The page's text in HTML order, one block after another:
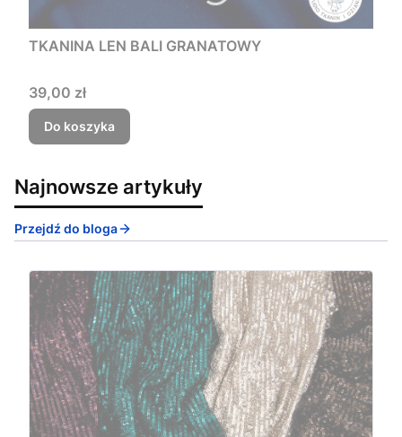
TKANINA LEN BALI GRANATOWY
Cena
39,00 zł
Do koszyka
Najnowsze artykuły
Przejdź do bloga